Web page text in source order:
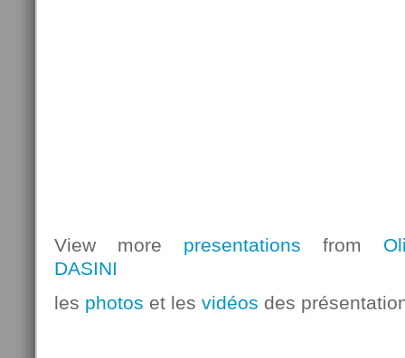
View more presentations from
DASINI
les photos et les vidéos des